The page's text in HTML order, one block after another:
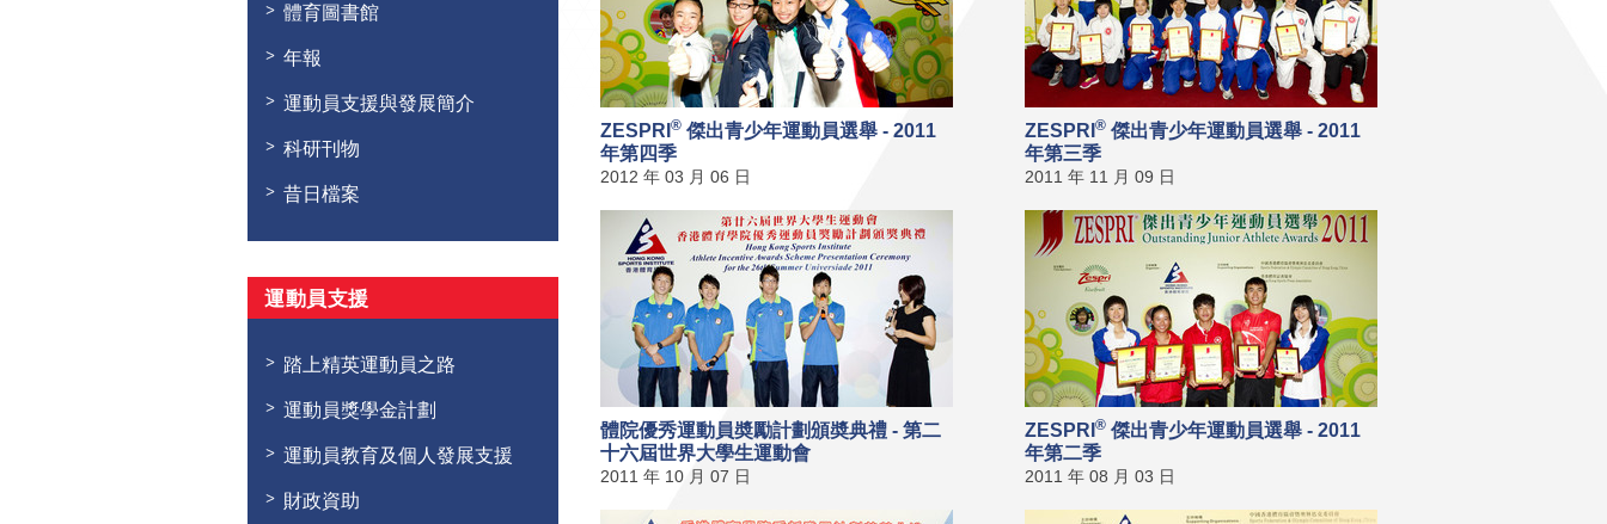
體育圖書館
年報
運動員支援與發展簡介
科研刊物
昔日檔案
運動員支援
踏上精英運動員之路
運動員獎學金計劃
運動員教育及個人發展支援
財政資助
ZESPRI® 傑出青少年運動員選舉 - 2011
年第四季
2012 年 03 月 06 日
ZESPRI® 傑出青少年運動員選舉 - 2011
年第三季
2011 年 11 月 09 日
體院優秀運動員奬勵計劃頒奬典禮 - 第二
十六屆世界大學生運動會
2011 年 10 月 07 日
ZESPRI® 傑出青少年運動員選舉 - 2011
年第二季
2011 年 08 月 03 日